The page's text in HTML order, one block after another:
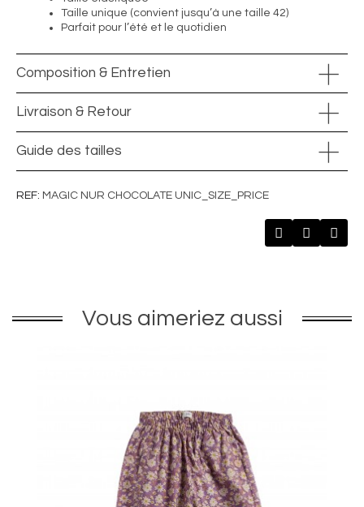
Taille unique (convient jusqu’à une taille 42)
Parfait pour l’été et le quotidien
Composition & Entretien
Livraison & Retour
Guide des tailles
REF MAGIC NUR CHOCOLATE UNIC_SIZE_PRICE
Vous aimeriez aussi